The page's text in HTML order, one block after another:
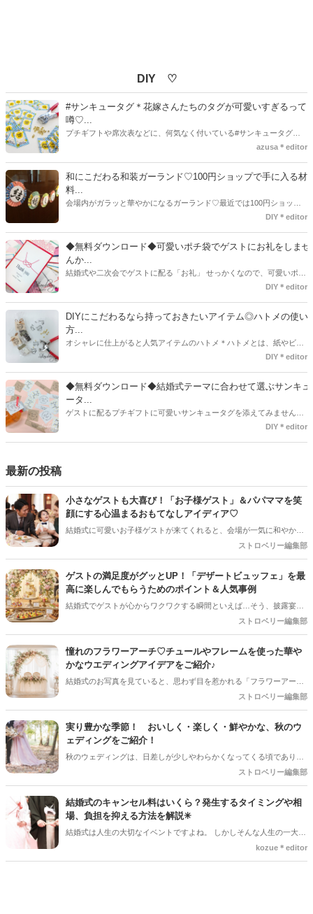
DIY ♡
#サンキュータグ＊花嫁さんたちのタグが可愛いすぎるって
噂♡...
プチギフトや席次表などに、何気なく付いている#サンキュータグ実
はほとんどの花嫁さんが手作りしてるってご存知でしたか！？あるの
ま、付いてた方が断然可愛い♡そんなプレ花嫁さんたちの#サンキュー
タグアイデア、探してみました♪
azusa＊editor
和にこだわる和装ガーランド♡100円ショップで手に入る材
料...
会場内がガラッと華やかになるガーランド♡最近では100円ショップ
で既に完成された物が販売されていたり、ネット上でダウンロードし
す。ダウンロードしたデザインを印刷する紙をこだわるプレ花嫁さん
も・・・♡紙質や柄などでガラッと印象が変わりますよね♪
DIY＊editor
◆無料ダウンロード◆可愛いポチ袋でゲストにお礼をしませ
んか...
結婚式や二次会でゲストに配る「お礼」 せっかくなので、可愛いポチ
袋で用意しませんか？今回の記事では無料でダウンロードできるデザ
ください。いつもStrawberryを読んで頂いているプレ花嫁さんのお手
伝いが少しでも出来れば嬉しいです♡
DIY＊editor
DIYにこだわるなら持っておきたいアイテム◎ハトメの使い
方...
オシャレに仕上がると人気アイテムのハトメ＊ハトメとは、紙やビニ
ールなどに開けた穴につける金具のことでサイズが幅広く揃っていま
り、付けるものの素材や色にあわせて選ぶことができるんです♪*
DIY＊editor
◆無料ダウンロード◆結婚式テーマに合わせて選ぶサンキュ
ータ...
ゲストに配るプチギフトに可愛いサンキュータグを添えてみません
か？今回の記事では無料でダウンロードできる春婚にもピッタリなサ
DIY＊editor
最新の投稿
小さなゲストも大喜び！「お子様ゲスト」＆パパママを笑
顔にする心温まるおもてなしアイディア♡
結婚式に可愛いお子様ゲストが来てくれると、会場が一気に和やかな
雰囲気になりますよね！でも、ご招待するプレ花嫁さんとしては「途
いないかな？」と、ちょっぴり心配になることも多いはず。 小さなゲ
ストと、子育て真っ最中のパパママ（ご友人）に「本当に参列してよ
かった！」と思ってもらうためには、ちょっとした心遣いや事前準備
が大切です。今回は、お子様ゲストとご家族に安心して楽しんでもら
うための、素敵なおもてなしアイディアをご紹介します！
ストロベリー編集部
ゲストの満足度がグッとUP！「デザートビュッフェ」を最
高に楽しんでもらうためのポイント＆人気事例
結婚式でゲストが心からワクワクする瞬間といえば…そう、披露宴後
半の「デザートタイム」です！中でも、ガーデンやロビーにずらりと
は、ゲストのテンションが一番上がる大人気の演出ですよね。今回は
デザートビュッフェで絶対に押さえておきたいポイントと、実際に大
好評だった事例をご紹介します！
ストロベリー編集部
憧れのフラワーアーチ♡チュールやフレームを使った華や
かなウエディングアイデアをご紹介♪
結婚式のお写真を見ていると、思わず目を惹かれる「フラワーアー
チ」♡ お花をたっぷり使ったアーチはもちろん、チュールやフレーム
るコーディネートが人気を集めています♪ 挙式会場や高砂、ウエルカ
ムスペース、フォトブースなど、さまざまな場所で取り入れられるの
も魅力のひとつ＊ 今回は、フラワーアーチの魅力や、おしゃれなアレ
ンジアイデアをご紹介します♡
ストロベリー編集部
実り豊かな季節！ おいしく・楽しく・鮮やかな、秋のウ
ェディングをご紹介！
秋のウェディングは、日差しが少しやわらかくなってくる頃であり、
色々なことへの行動的がみなぎってくる季節。同時に、おいしいもの
クして準備を進めましょう♪
ストロベリー編集部
結婚式のキャンセル料はいくら？発生するタイミングや相
場、負担を抑える方法を解説✳︎
結婚式は人生の大切なイベントですよね。 しかしそんな人生の一大イ
ベントでも、やむを得ない事情で延期や中止、キャンセルを検討しな
kozue＊editor